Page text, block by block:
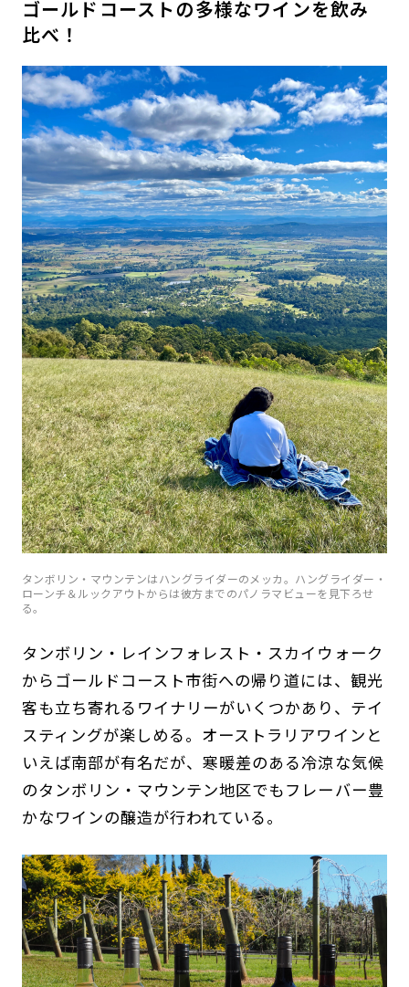
ゴールドコーストの多様なワインを飲み
比べ！
タンボリン・マウンテンはハングライダーのメッカ。ハングライダー・
ローンチ＆ルックアウトからは彼方までのパノラマビューを見下ろせ
る。
タンボリン・レインフォレスト・スカイウォーク
からゴールドコースト市街への帰り道には、観光
客も立ち寄れるワイナリーがいくつかあり、テイ
スティングが楽しめる。オーストラリアワインと
いえば南部が有名だが、寒暖差のある冷涼な気候
のタンボリン・マウンテン地区でもフレーバー豊
かなワインの醸造が行われている。